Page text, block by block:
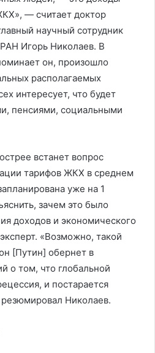
— считает доктор
научный сотрудник
Игорь Николаев. В
он, произошло
располагаемых
интересует, что будет
пенсиями, социальными
встанет вопрос
тарифов ЖКХ в среднем
уже на 1
зачем это было
доходов и экономического
«Возможно, такой
[Путин] обернет в
о том, что глобальной
и постарается
Николаев.